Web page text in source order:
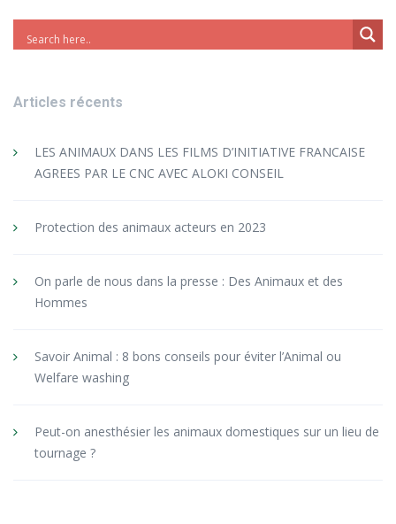
Articles récents
LES ANIMAUX DANS LES FILMS D’INITIATIVE FRANCAISE
AGREES PAR LE CNC AVEC ALOKI CONSEIL
Protection des animaux acteurs en 2023
On parle de nous dans la presse : Des Animaux et des
Hommes
Savoir Animal : 8 bons conseils pour éviter l’Animal ou
Welfare washing
Peut-on anesthésier les animaux domestiques sur un lieu de
tournage ?